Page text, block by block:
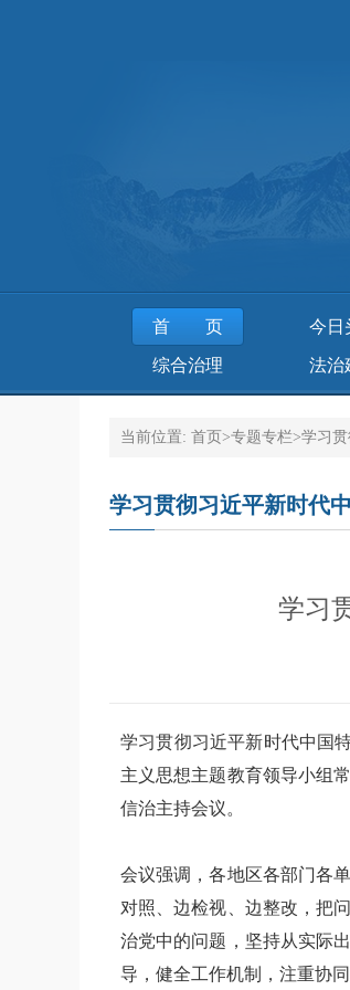
首页 今日
综合治理 法治
当前位置: 首页 >专题专栏>学习
学习贯彻习近平新时代
学习
学习贯彻习近平新时代中国
主义思想主题教育领导小组
信治主持会议。
会议强调，各地区各部门各
对照、边检视、边整改，把
治党中的问题，坚持从实际
导，健全工作机制，注重协